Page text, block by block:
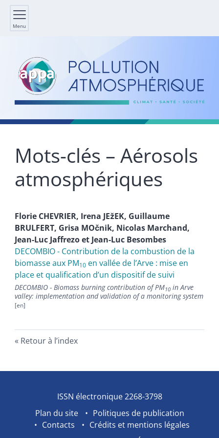
Menu
Mots-clés – Aérosols
atmosphériques
Florie CHEVRIER, Irena JEžEK, Guillaume
BRULFERT, Grisa MOčnik, Nicolas Marchand,
Jean-Luc Jaffrezoet Jean-Luc Besombes
DECOMBIO - Contribution de la combustion de la
biomasse aux PM10 en vallée de l’Arve : mise en
place et qualification d’un dispositif de suivi
DECOMBIO - Biomass burning contribution of PM10 in Arve
valley: implementation and validation of a monitoring system
Retour à l’index
ISSN électronique 2268-3798
Plan du site
Politiques de publication
Contacts
Crédits et mentions légales